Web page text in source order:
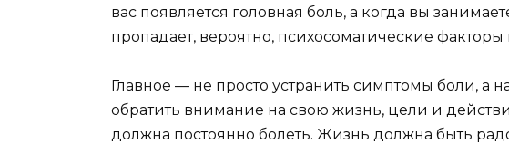
вас появляется головная боль, а когда вы
пропадает, вероятно, психосоматические
Главное — не просто устранить симптомы боли, а
обратить внимание на свою жизнь, цели и
должна постоянно болеть. Жизнь должна быть